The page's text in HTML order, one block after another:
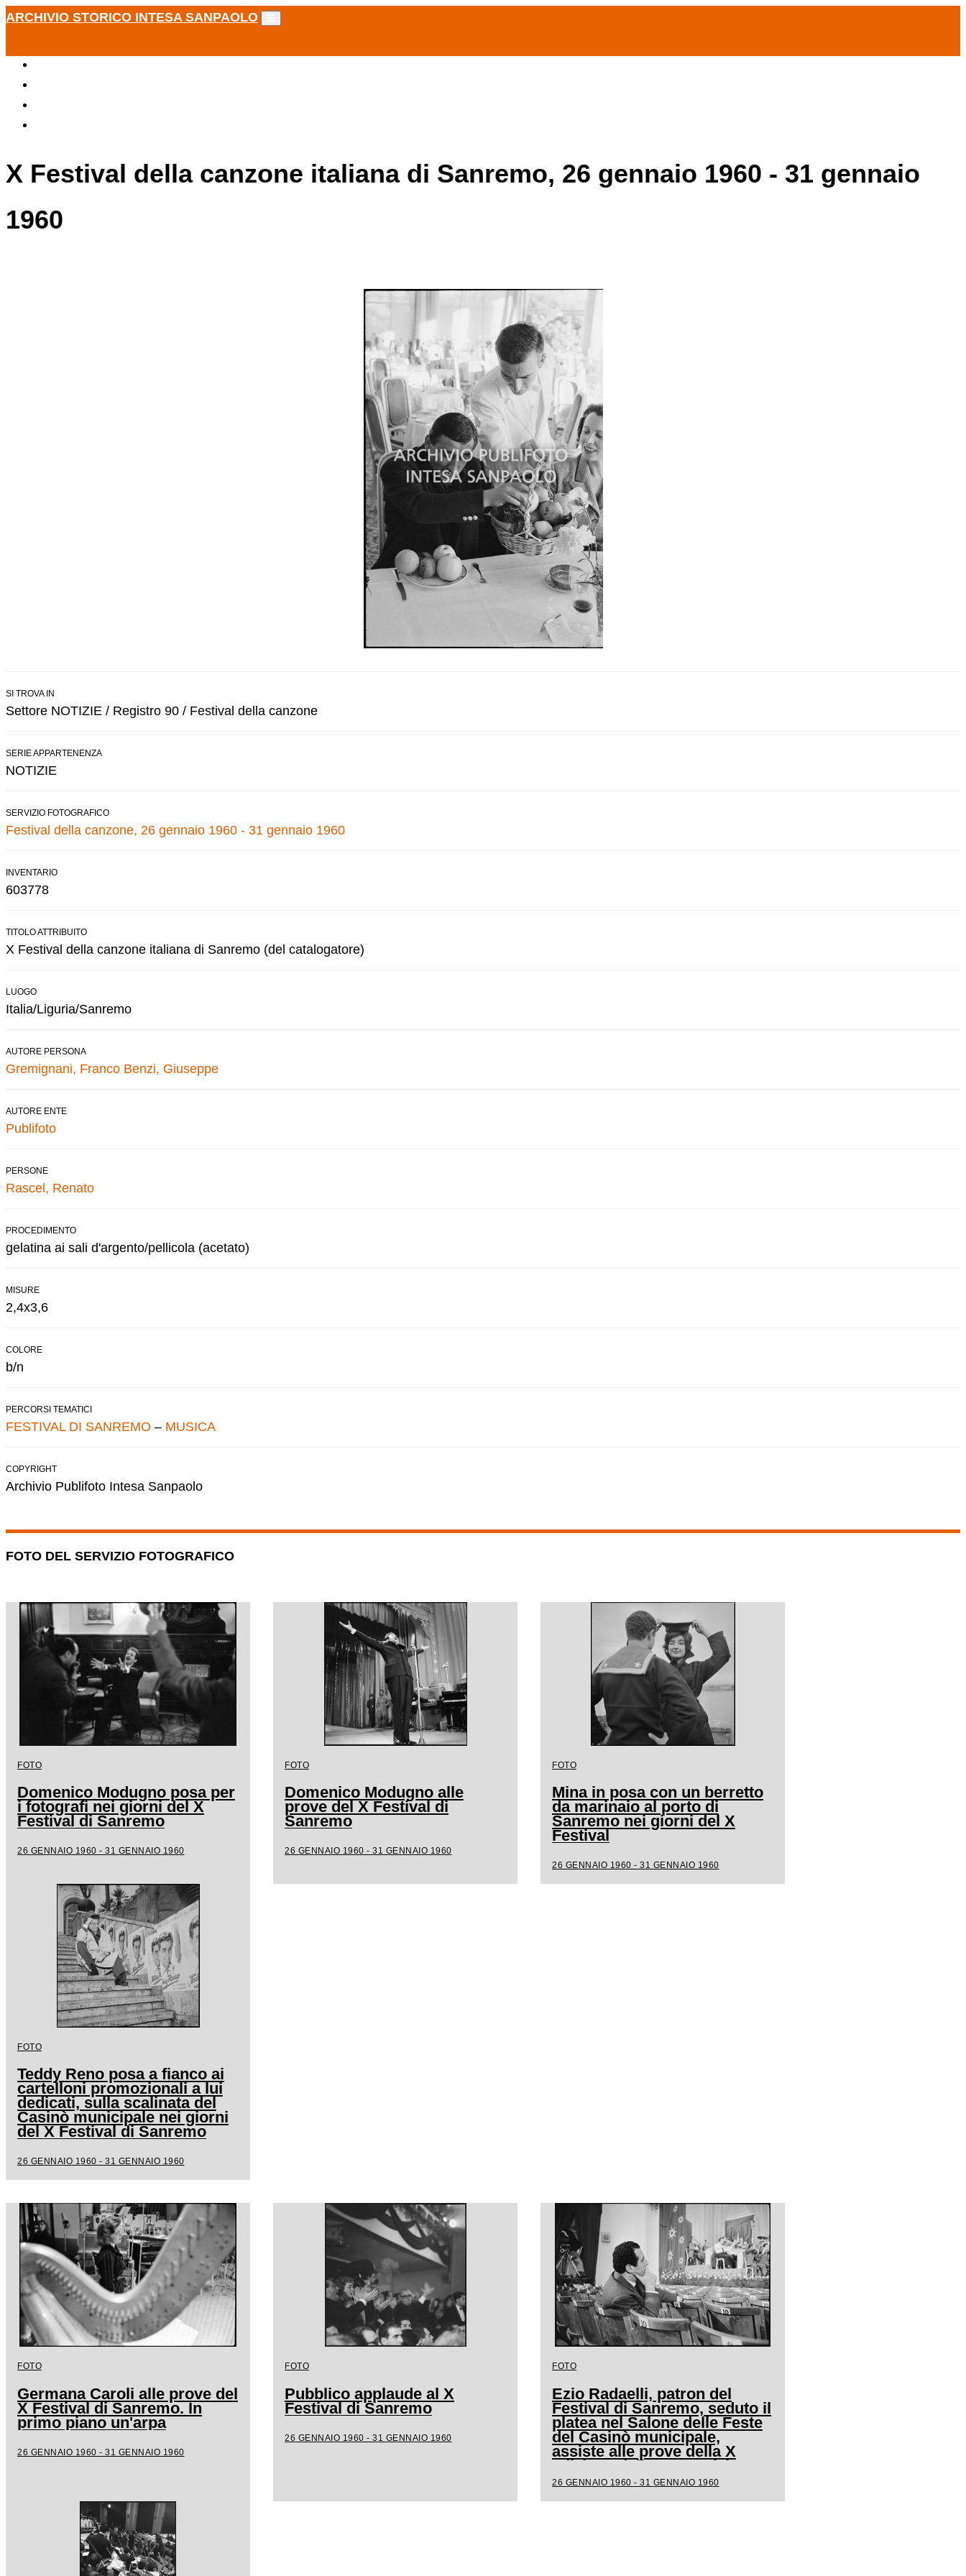
ARCHIVIO STORICO INTESA SANPAOLO
X Festival della canzone italiana di Sanremo, 26 gennaio 1960 - 31 gennaio
1960
SI TROVA IN
Settore NOTIZIE / Registro 90 / Festival della canzone
SERIE APPARTENENZA
NOTIZIE
SERVIZIO FOTOGRAFICO
Festival della canzone, 26 gennaio 1960 - 31 gennaio 1960
INVENTARIO
603778
TITOLO ATTRIBUITO
X Festival della canzone italiana di Sanremo (del catalogatore)
LUOGO
Italia/Liguria/Sanremo
AUTORE PERSONA
Gremignani, Franco Benzi, Giuseppe
AUTORE ENTE
Publifoto
PERSONE
Rascel, Renato
PROCEDIMENTO
gelatina ai sali d'argento/pellicola (acetato)
MISURE
2,4x3,6
COLORE
b/n
PERCORSI TEMATICI
FESTIVAL DI SANREMO – MUSICA
COPYRIGHT
Archivio Publifoto Intesa Sanpaolo
FOTO DEL SERVIZIO FOTOGRAFICO
FOTO
Domenico Modugno posa per
i fotografi nei giorni del X
Festival di Sanremo
26 GENNAIO 1960 - 31 GENNAIO 1960
FOTO
Domenico Modugno alle
prove del X Festival di
Sanremo
26 GENNAIO 1960 - 31 GENNAIO 1960
FOTO
Mina in posa con un berretto
da marinaio al porto di
Sanremo nei giorni del X
Festival
26 GENNAIO 1960 - 31 GENNAIO 1960
FOTO
Teddy Reno posa a fianco ai
cartelloni promozionali a lui
dedicati, sulla scalinata del
Casinò municipale nei giorni
del X Festival di Sanremo
26 GENNAIO 1960 - 31 GENNAIO 1960
FOTO
Germana Caroli alle prove del
X Festival di Sanremo. In
primo piano un'arpa
26 GENNAIO 1960 - 31 GENNAIO 1960
FOTO
Pubblico applaude al X
Festival di Sanremo
26 GENNAIO 1960 - 31 GENNAIO 1960
FOTO
Ezio Radaelli, patron del
Festival di Sanremo, seduto il
platea nel Salone delle Feste
del Casinò municipale,
assiste alle prove della X
edizione della competizione
canora
26 GENNAIO 1960 - 31 GENNAIO 1960